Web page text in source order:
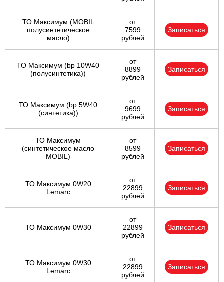
ТО Максимум (MOBIL
полуcинтетическое
масло)
от
7599
рублей
Записаться
ТО Максимум (bp 10W40
(полусинтетика))
от
8899
рублей
Записаться
ТО Максимум (bp 5W40
(синтетика))
от
9699
рублей
Записаться
ТО Максимум
(cинтетическое масло
MOBIL)
от
8599
рублей
Записаться
ТО Максимум 0W20
Lemarc
от
22899
рублей
Записаться
ТО Максимум 0W30
от
22899
рублей
Записаться
ТО Максимум 0W30
Lemarc
от
22899
рублей
Записаться